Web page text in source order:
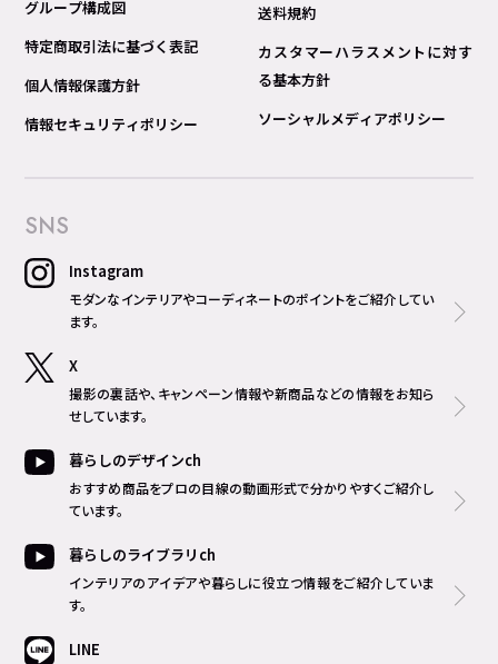
グループ構成図
特定商取引法に基づく表記
個人情報保護方針
情報セキュリティポリシー
送料規約
カスタマーハラスメントに対す
る基本方針
ソーシャルメディアポリシー
SNS
Instagram
モダンなインテリアやコーディネートのポイントをご紹介してい
ます。
X
撮影の裏話や、キャンペーン情報や新商品などの情報をお知ら
せしています。
暮らしのデザインch
おすすめ商品をプロの目線の動画形式で分かりやすくご紹介し
ています。
暮らしのライブラリch
インテリアのアイデアや暮らしに役立つ情報をご紹介していま
す。
LINE